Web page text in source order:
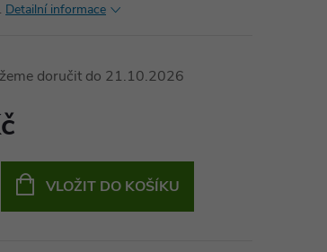
Detailní informace
21.10.2026
VLOŽIT DO KOŠÍKU